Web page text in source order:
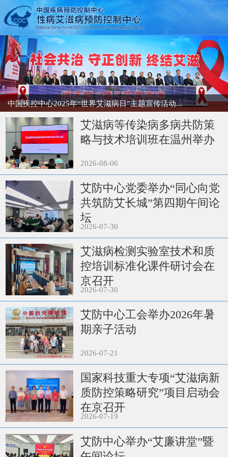
中国疾控中心2025年“世界艾滋病日”主题宣传活动...
艾滋病等传染病多病共防策
略与技术培训班在温州举办
2026-08-06
艾防中心党委举办“同心向党
共筑防艾长城”第四期午间论
坛
2026-07-30
艾滋病检测实验室技术和质
控培训标准化课件研讨会在
京召开
2026-07-30
艾防中心工会举办2026年暑
期亲子活动
2026-07-21
国家科技重大专项“艾滋病新
质防控策略研究”项目启动会
在京召开
2026-07-19
艾防中心举办“艾廉讲堂”暨